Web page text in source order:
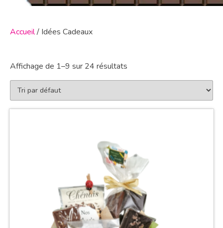
Accueil/ Idées Cadeaux
Affichage de 1–9 sur 24 résultats